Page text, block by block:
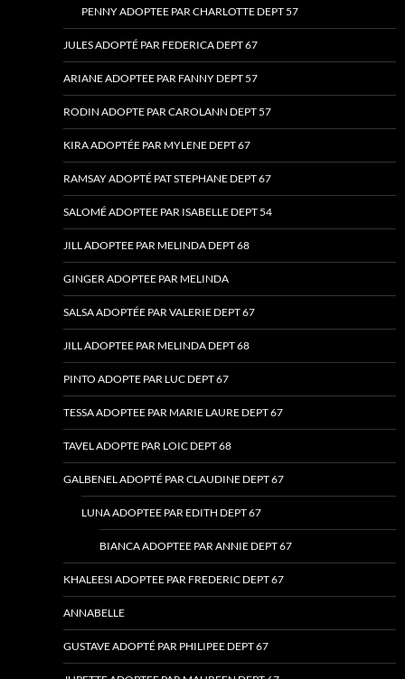
PENNY ADOPTEE PAR CHARLOTTE DEPT 57
JULES ADOPTÉ PAR FEDERICA DEPT 67
ARIANE ADOPTEE PAR FANNY DEPT 57
RODIN ADOPTE PAR CAROLANN DEPT 57
KIRA ADOPTÉE PAR MYLENE DEPT 67
RAMSAY ADOPTÉ PAT STEPHANE DEPT 67
SALOMÉ ADOPTEE PAR ISABELLE DEPT 54
JILL ADOPTEE PAR MELINDA DEPT 68
GINGER ADOPTEE PAR MELINDA
SALSA ADOPTÉE PAR VALERIE DEPT 67
JILL ADOPTEE PAR MELINDA DEPT 68
PINTO ADOPTE PAR LUC DEPT 67
TESSA ADOPTEE PAR MARIE LAURE DEPT 67
TAVEL ADOPTE PAR LOIC DEPT 68
GALBENEL ADOPTÉ PAR CLAUDINE DEPT 67
LUNA ADOPTEE PAR EDITH DEPT 67
BIANCA ADOPTEE PAR ANNIE DEPT 67
KHALEESI ADOPTEE PAR FREDERIC DEPT 67
ANNABELLE
GUSTAVE ADOPTÉ PAR PHILIPEE DEPT 67